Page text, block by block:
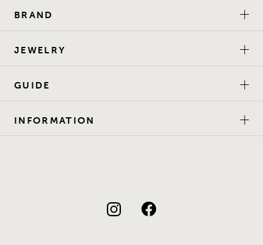
BRAND
JEWELRY
GUIDE
INFORMATION